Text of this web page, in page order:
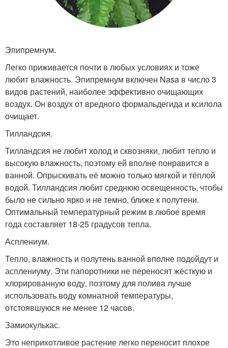
Эпипремнум.
Легко приживается почти в любых условиях и тоже
любит влажность. Эпипремнум включен Nasa в число 3
видов растений, наиболее эффективно очищающих
воздух. Он воздух от вредного формальдегида и ксилола
очищает.
Тилландсия.
Тилландсия не любит холод и сквозняки, любит тепло и
высокую влажность, поэтому ей вполне понравится в
ванной. Опрыскивать её можно только мягкой и тёплой
водой. Тилландсия любит среднюю освещенность, чтобы
было не сильно ярко и не темно, ближе к полутени.
Оптимальный температурный режим в любое время
года составляет 18-25 градусов тепла.
Асплениум.
Тепло, влажность и полутень ванной вполне подойдут и
асплениуму. Эти папоротники не переносят жёсткую и
хлорированную воду, поэтому для полива лучше
использовать воду комнатной температуры,
отстоявшуюся не менее 12 часов.
Замиокулькас.
Это неприхотливое растение легко переносит плохое